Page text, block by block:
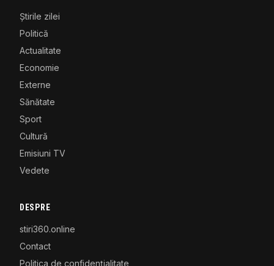
Știrile zilei
Politică
Actualitate
Economie
Externe
Sănătate
Sport
Cultură
Emisiuni TV
Vedete
DESPRE
stiri360.online
Contact
Politica de confidențialitate